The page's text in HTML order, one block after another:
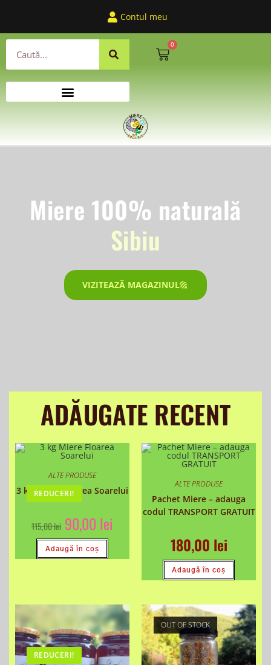
Contul meu
0
Miere 100% naturală
Sibiu
VIZITEAZĂ MAGAZINUL
ADĂUGATE RECENT
REDUCERI!
ALTE PRODUSE
3 kg Miere Floarea Soarelui
115,00lei 90,00 lei
Adaugă în coș
ALTE PRODUSE
Pachet Miere – adauga
codul TRANSPORT GRATUIT
180,00 lei
Adaugă în coș
REDUCERI!
OUT OF STOCK